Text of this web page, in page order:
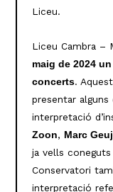
Liceu.
Liceu Cambra –
maig de 2024
concerts.
presentar
interpretació
Zoon, Marc
ja vells
Conservatori
interpretació